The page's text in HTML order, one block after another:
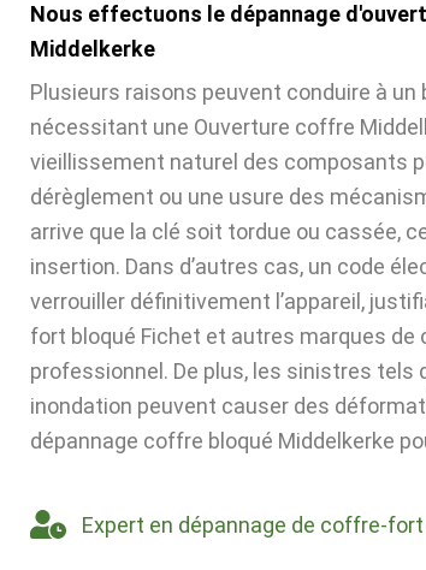
Nous effectuons le dépannage
Middelkerke
Plusieurs raisons peuvent conduire à un
nécessitant une Ouverture coffre
vieillissement naturel des composants
dérèglement ou une usure des
arrive que la clé soit tordue ou cassée,
insertion. Dans d’autres cas, un code
verrouiller définitivement l’appareil,
fort bloqué Fichet et autres marques de
professionnel. De plus, les sinistres tels
inondation peuvent causer des
dépannage coffre bloqué Middelkerke
Expert en dépannage de coffre-